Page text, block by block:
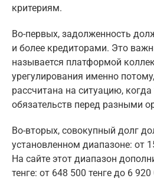
критериям.
Во-первых, задолженность
и более кредиторами. Это
называется платформой
урегулирования именно
рассчитана на ситуацию,
обязательств перед разными
Во-вторых, совокупный долг
установленном диапазоне:
На сайте этот диапазон
тенге: от 648 500 тенге до 6 920